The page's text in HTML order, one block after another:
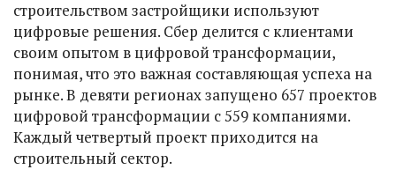
строительством застройщики используют
цифровые решения. Сбер делится с клиентами
своим опытом в цифровой трансформации,
понимая, что это важная составляющая успеха на
рынке. В девяти регионах запущено 657 проектов
цифровой трансформации с 559 компаниями.
Каждый четвертый проект приходится на
строительный сектор.